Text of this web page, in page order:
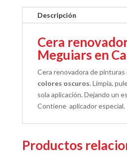
Descripción
Cera
Meguiars en
Cera renovadora de pinturas
colores oscuros. Limpia,
sola aplicación. Dejando un
Contiene aplicador especial.
Productos